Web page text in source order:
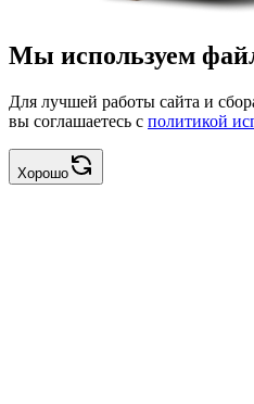
Мы используем
Для лучшей работы сайта и
вы соглашаетесь с политикой
Хорошо